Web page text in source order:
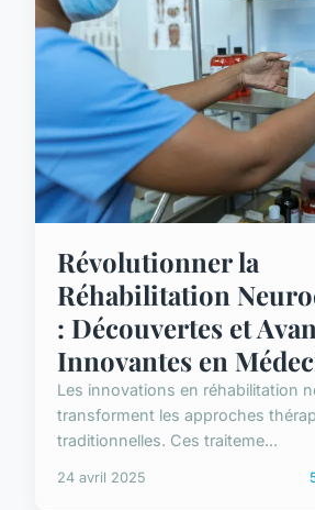
Révolutionner la
Réhabilitation
: Découvertes et
Innovantes en
Les innovations en réhabilitation
transforment les approches
traditionnelles. Ces traiteme...
24 avril 2025